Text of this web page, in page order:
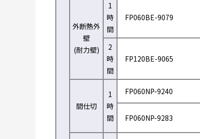
外断熱外
壁
(耐力壁)
1
時
間
FP060BE-9079
2
時
間
FP120BE-9065
間仕切
1
時
間
FP060NP-9240
FP060NP-9283